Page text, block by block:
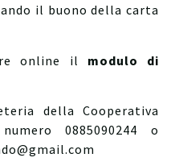
il buono della carta
online il modulo di
della Cooperativa
0885090244 o